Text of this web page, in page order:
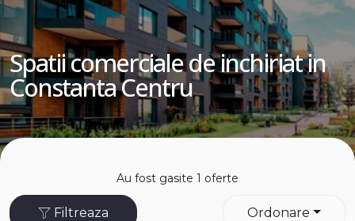
Spatii comerciale de inchiriat in
Constanta Centru
Au fost gasite 1 oferte
Ordonare
Filtreaza